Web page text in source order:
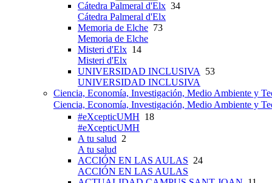
Cátedra Palmeral d'Elx 34
Cátedra Palmeral d'Elx
Memoria de Elche 73
Memoria de Elche
Misteri d'Elx 14
Misteri d'Elx
UNIVERSIDAD INCLUSIVA 53
UNIVERSIDAD INCLUSIVA
Ciencia, Economía, Investigación, Medio Ambiente y
Ciencia, Economía, Investigación, Medio Ambiente y
#eXcepticUMH 18
#eXcepticUMH
A tu salud 2
A tu salud
ACCIÓN EN LAS AULAS 24
ACCIÓN EN LAS AULAS